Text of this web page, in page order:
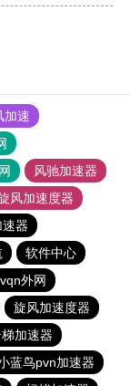
加速
风驰加速器
风加速度器
器
软件中心
外网
旋风加速度器
加速器
蓝鸟pvn加速器